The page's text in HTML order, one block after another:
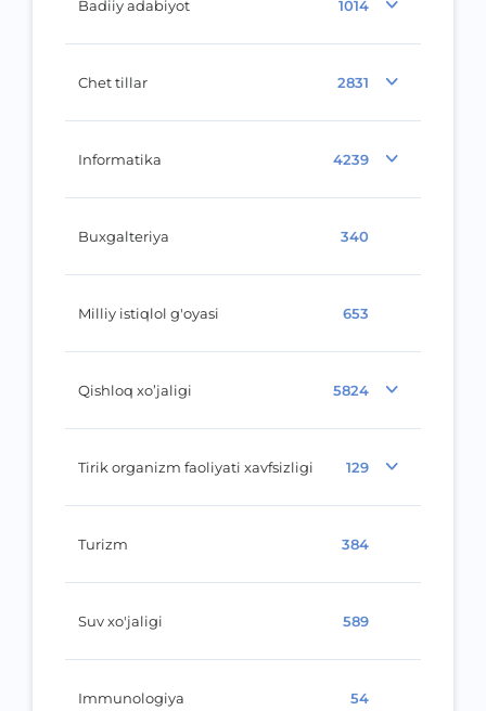
Badiiy adabiyot 1014
Chet tillar 2831
Informatika 4239
Buxgalteriya 340
Milliy istiqlol g'oyasi 653
Qishloq xo’jaligi 5824
Tirik organizm faoliyati xavfsizligi 129
Turizm 384
Suv xo'jaligi 589
Immunologiya 54